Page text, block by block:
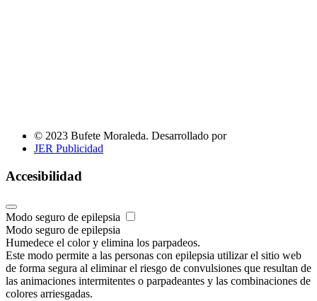
© 2023 Bufete Moraleda. Desarrollado por
JER Publicidad
Accesibilidad
Modo seguro de epilepsia
Modo seguro de epilepsia
Humedece el color y elimina los parpadeos.
Este modo permite a las personas con epilepsia utilizar el sitio web
de forma segura al eliminar el riesgo de convulsiones que resultan de
las animaciones intermitentes o parpadeantes y las combinaciones de
colores arriesgadas.